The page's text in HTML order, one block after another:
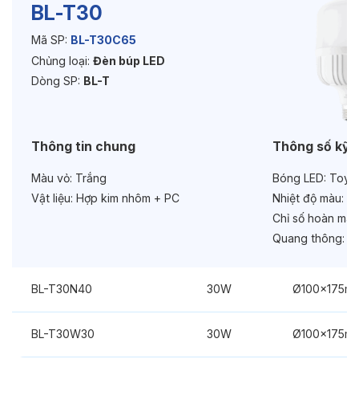
Chức năng:
BL-T30
Mã SP: BL-T30C65
Chủng loại: Đèn búp LED
Dòng SP: BL-T
Thông tin chung
Màu vỏ: Trắng
Vật liệu: Hợp kim nhôm + PC
Thông số kỹ
Bóng LED:
Nhiệt độ màu:
Chỉ số hoàn
Quang thông:
BL-T30N40 30W
BL-T30W30 30W